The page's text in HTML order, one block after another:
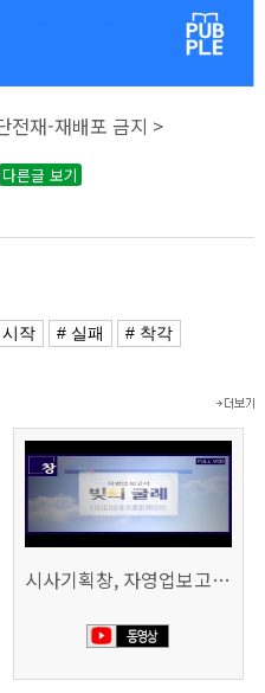
전재-재배포 금지 >
다른글 보기
작 # 실패 # 착각
시사기획창, 자영업보고서 빚의 굴레 507회 (KBS 25.6.10)